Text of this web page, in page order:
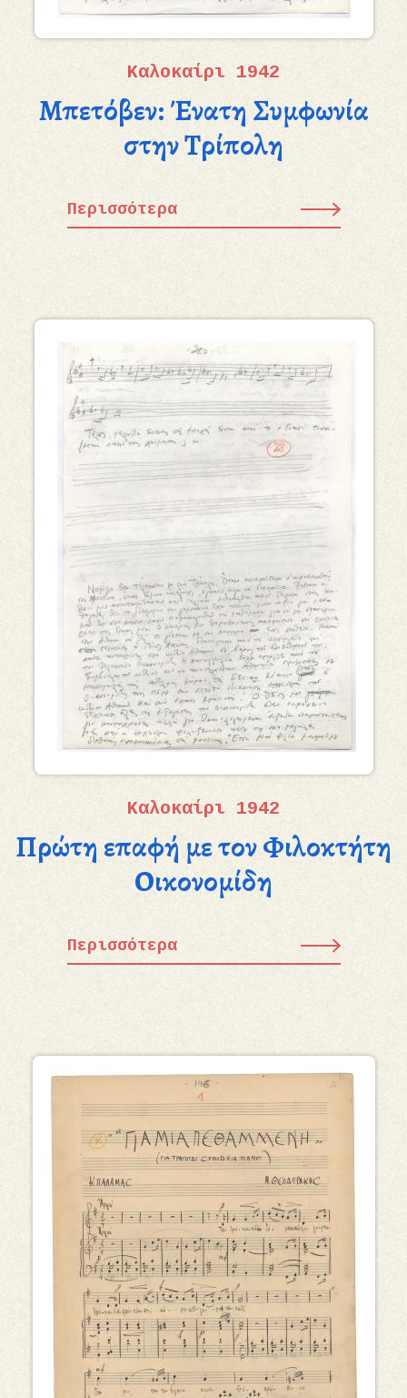
Καλοκαίρι 1942
Μπετόβεν: Ένατη Συμφωνία
στην Τρίπολη
Περισσότερα
Καλοκαίρι 1942
Πρώτη επαφή με τον Φιλοκτήτη
Οικονομίδη
Περισσότερα